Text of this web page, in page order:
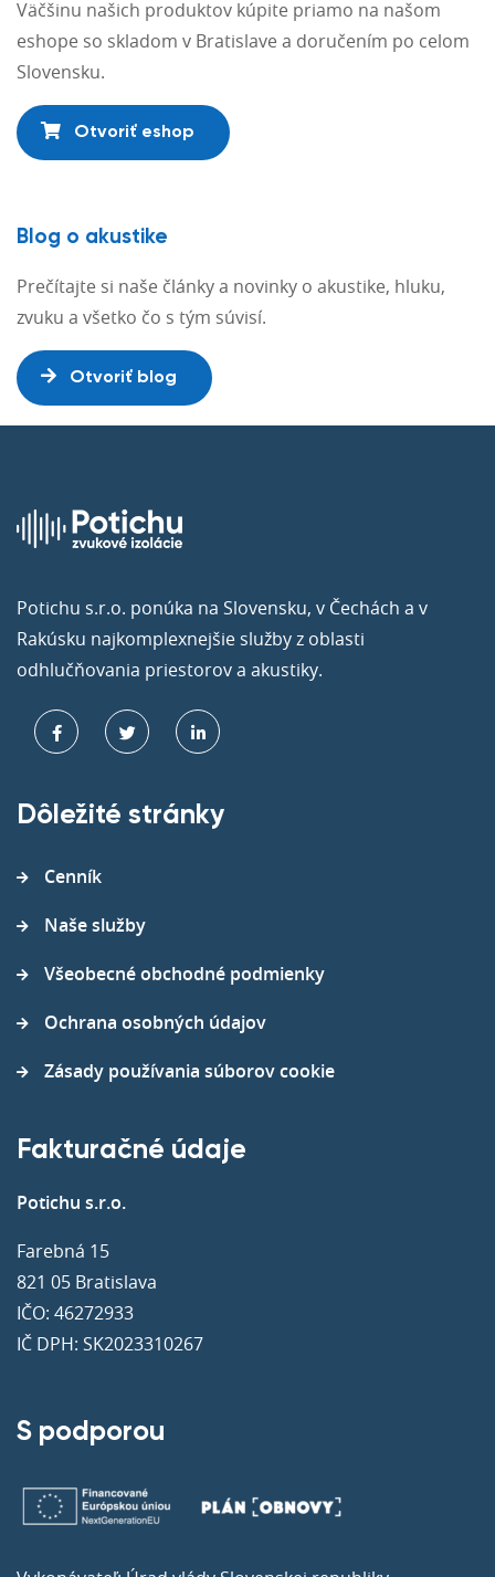
Väčšinu našich produktov kúpite priamo na našom
eshope so skladom v Bratislave a doručením po celom
Slovensku.
Otvoriť eshop
Blog o akustike
Prečítajte si naše články a novinky o akustike, hluku,
zvuku a všetko čo s tým súvisí.
Otvoriť blog
Potichu s.r.o. ponúka na Slovensku, v Čechách a v
Rakúsku najkomplexnejšie služby z oblasti
odhlučňovania priestorov a akustiky.
Dôležité stránky
Cenník
Naše služby
Všeobecné obchodné podmienky
Ochrana osobných údajov
Zásady používania súborov cookie
Fakturačné údaje
Potichu s.r.o.
Farebná 15
821 05 Bratislava
IČO: 46272933
IČ DPH: SK2023310267
S podporou